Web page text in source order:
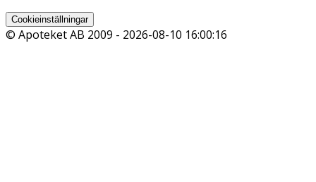
Cookieinställningar
© Apoteket AB 2009 - 2026-08-10 16:00:16